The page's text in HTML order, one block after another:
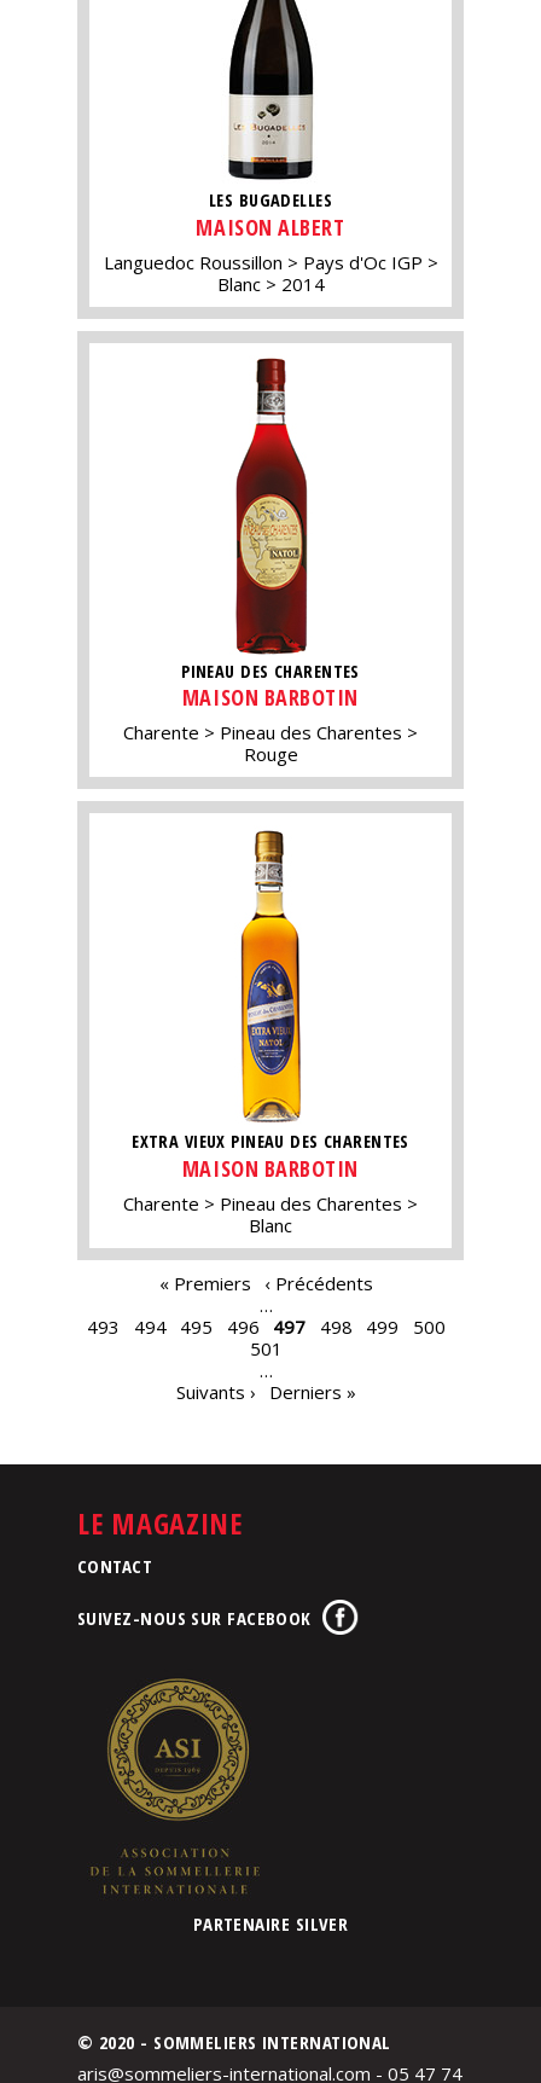
LES BUGADELLES
MAISON ALBERT
Languedoc Roussillon
Pays d'Oc IGP
Blanc
2014
PINEAU DES CHARENTES
MAISON BARBOTIN
Charente
Pineau des Charentes
Rouge
EXTRA VIEUX PINEAU DES CHARENTES
MAISON BARBOTIN
Charente
Pineau des Charentes
Blanc
« Premiers
‹ Précédents
…
493
494 495 496 497 498 499
500
501
…
Suivants ›
Derniers »
LE MAGAZINE
CONTACT
SUIVEZ-NOUS SUR FACEBOOK
PARTENAIRE SILVER
© 2020 - SOMMELIERS INTERNATIONAL
aris@sommeliers-international.com - 05 47 74